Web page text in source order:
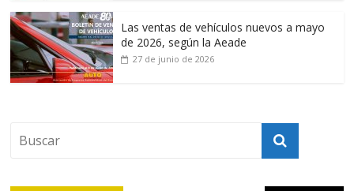
Las ventas de vehículos nuevos a mayo
de 2026, según la Aeade
27 de junio de 2026